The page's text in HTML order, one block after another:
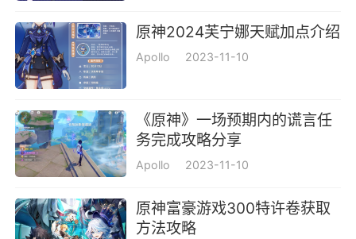
原神2024芙宁娜天赋加点介绍
Apollo 2023-11-10
《原神》一场预期内的谎言任
务完成攻略分享
Apollo 2023-11-10
原神富豪游戏300特许卷获取
方法攻略